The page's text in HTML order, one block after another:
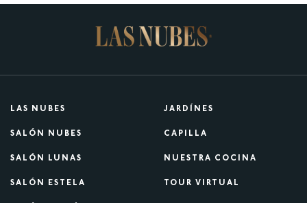
LAS NUBES
SALÓN NUBES
SALÓN LUNAS
SALÓN ESTELA
JARDÍNES
CAPILLA
NUESTRA COCINA
TOUR VIRTUAL